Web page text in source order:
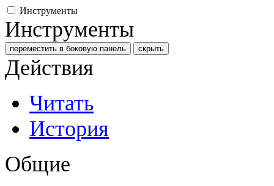
Инструменты
Инструменты
переместить в боковую панель скрыть
Действия
Читать
История
Общие